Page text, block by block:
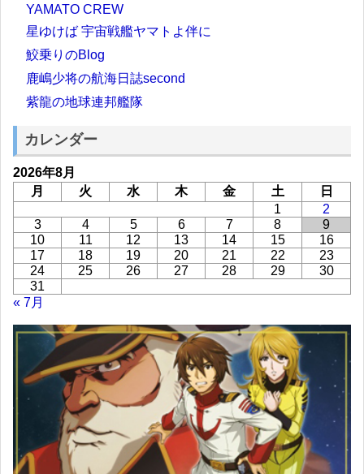
YAMATO CREW
星ゆけば 宇宙戦艦ヤマトよ伴に
鮫乗りのBlog
鹿嶋少将の航海日誌second
紫龍の地球連邦艦隊
カレンダー
2026年8月
月
火 水 木 金 土
日
1
2
3
4 5 6 7 8
9
10
11 12 13 14 15
16
17
18 19 20 21 22
23
24
25 26 27 28 29
30
31
« 7月